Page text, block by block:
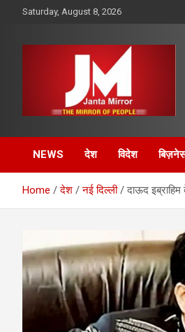
Saturday, August 8, 2026
Janta Mirror
NEWS देश विदेश
Home देश नई दिल्ली दाऊद